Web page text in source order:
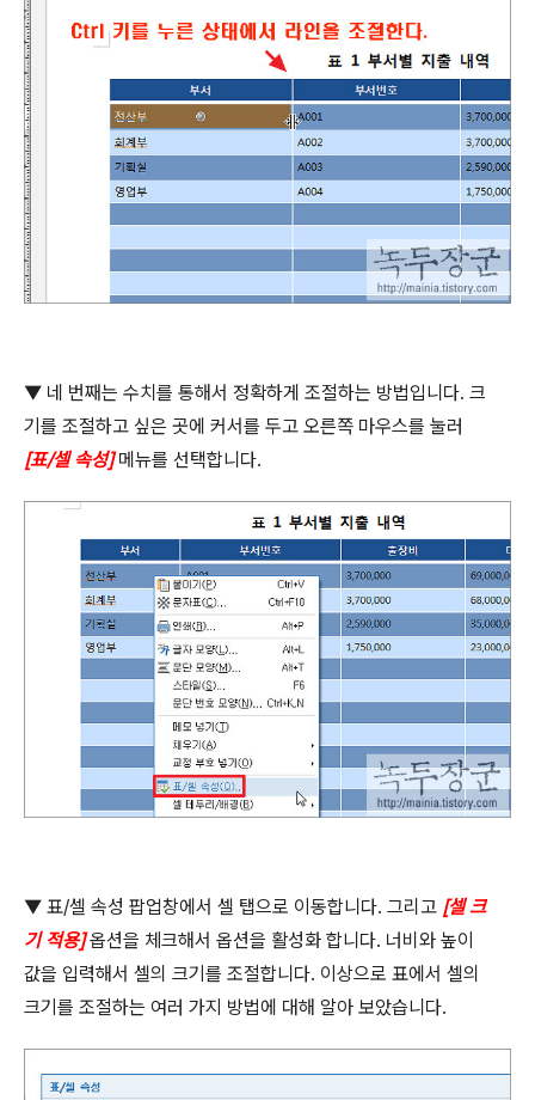
▼ 네 번째는 수치를 통해서 정확하게 조절하는 방법입니다. 크
기를 조절하고 싶은 곳에 커서를 두고 오른쪽 마우스를 눌러
[표/셀 속성] 메뉴를 선택합니다.
▼ 표/셀 속성 팝업창에서 셀 탭으로 이동합니다. 그리고 [셀 크
기 적용] 옵션을 체크해서 옵션을 활성화 합니다. 너비와 높이
값을 입력해서 셀의 크기를 조절합니다. 이상으로 표에서 셀의
크기를 조절하는 여러 가지 방법에 대해 알아 보았습니다.